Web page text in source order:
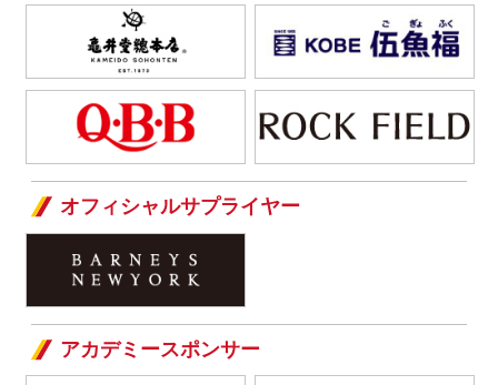
オフィシャルサプライヤー
アカデミースポンサー